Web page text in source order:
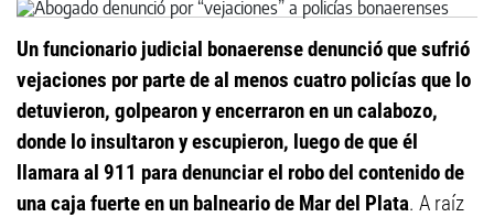
Un funcionario judicial bonaerense denunció que sufrió
vejaciones por parte de al menos cuatro policías que lo
detuvieron, golpearon y encerraron en un calabozo,
donde lo insultaron y escupieron, luego de que él
llamara al 911 para denunciar el robo del contenido de
una caja fuerte en un balneario de Mar del Plata. A raíz